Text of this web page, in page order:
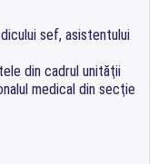
sef, asistentului
din cadrul unităţii
medical din secţie